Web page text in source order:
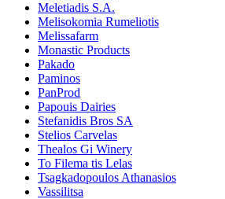
Meletiadis S.A.
Melisokomia Rumeliotis
Melissafarm
Monastic Products
Pakado
Paminos
PanProd
Papouis Dairies
Stefanidis Bros SA
Stelios Carvelas
Thealos Gi Winery
To Filema tis Lelas
Tsagkadopoulos Athanasios
Vassilitsa